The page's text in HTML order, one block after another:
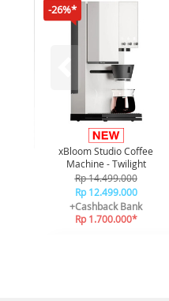
-26%*
xBloom Studio Coffee
Machine - Twilight
Rp 14.499.000
Rp 12.499.000
+Cashback Bank
Rp 1.700.000*